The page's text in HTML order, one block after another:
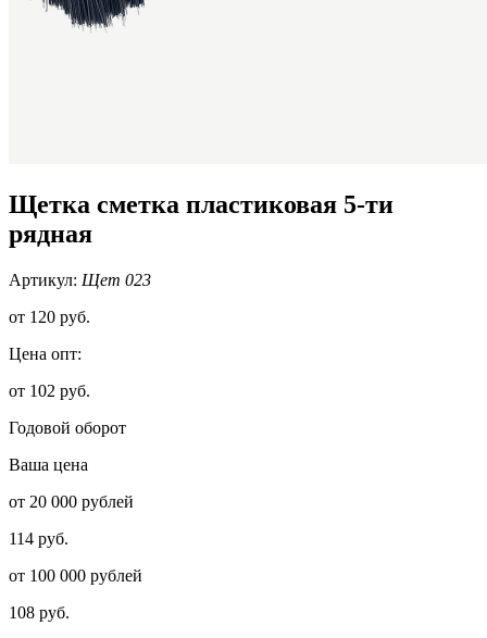
Щетка сметка пластиковая 5-ти
рядная
Артикул: Щет 023
от 120 руб.
Цена опт:
от 102 руб.
Годовой оборот
Ваша цена
от 20 000 рублей
114 руб.
от 100 000 рублей
108 руб.